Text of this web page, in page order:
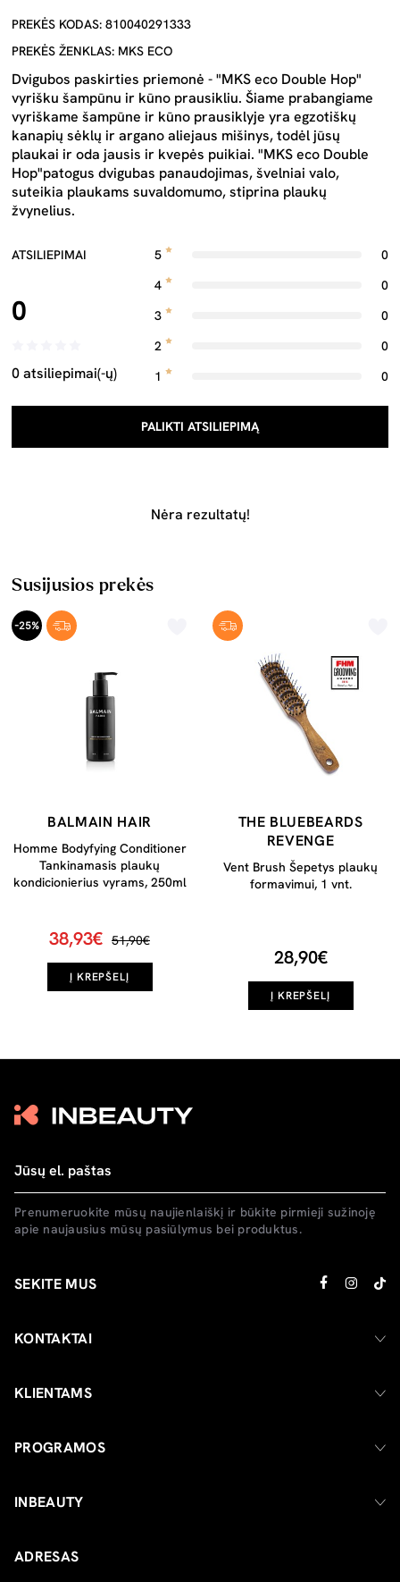
PREKĖS KODAS: 810040291333
PREKĖS ŽENKLAS: MKS ECO
Dvigubos paskirties priemonė - "MKS eco Double Hop"
vyrišku šampūnu ir kūno prausikliu. Šiame prabangiame
vyriškame šampūne ir kūno prausiklyje yra egzotiškų
kanapių sėklų ir argano aliejaus mišinys, todėl jūsų
plaukai ir oda jausis ir kvepės puikiai. "MKS eco Double
Hop"patogus dvigubas panaudojimas, švelniai valo,
suteikia plaukams suvaldomumo, stiprina plaukų
žvynelius.
ATSILIEPIMAI
0
0 atsiliepimai(-ų)
5
0
4
0
3
0
2
0
1
0
PALIKTI ATSILIEPIMĄ
Nėra rezultatų!
Susijusios prekės
-25%
BALMAIN HAIR
Homme Bodyfying Conditioner
Tankinamasis plaukų
kondicionierius vyrams, 250ml
38,93€ 51,90€
Į KREPŠELĮ
THE BLUEBEARDS
REVENGE
Vent Brush Šepetys plaukų
formavimui, 1 vnt.
28,90€
Į KREPŠELĮ
Prenumeruokite mūsų naujienlaiškį ir būkite pirmieji sužinoję
apie naujausius mūsų pasiūlymus bei produktus.
SEKITE MUS
KONTAKTAI
KLIENTAMS
PROGRAMOS
INBEAUTY
ADRESAS